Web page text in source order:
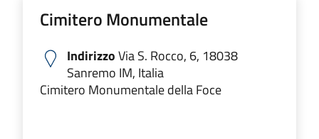
Cimitero Monumentale
IndirizzoVia S. Rocco, 6, 18038
Sanremo IM, Italia
Cimitero Monumentale della Foce